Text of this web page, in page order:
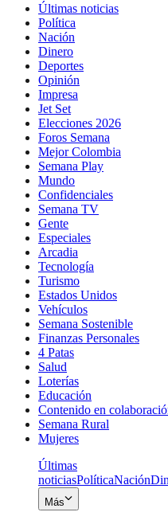
Últimas noticias
Política
Nación
Dinero
Deportes
Opinión
Impresa
Jet Set
Elecciones 2026
Foros Semana
Mejor Colombia
Semana Play
Mundo
Confidenciales
Semana TV
Gente
Especiales
Arcadia
Tecnología
Turismo
Estados Unidos
Vehículos
Semana Sostenible
Finanzas Personales
4 Patas
Salud
Loterías
Educación
Contenido en
Semana Rural
Mujeres
Últimas
noticiasPolíticaNación
Más